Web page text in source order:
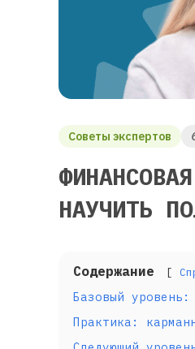
Советы экспертов
НАУЧИТЬ
Содержание
Базовый
Практика: